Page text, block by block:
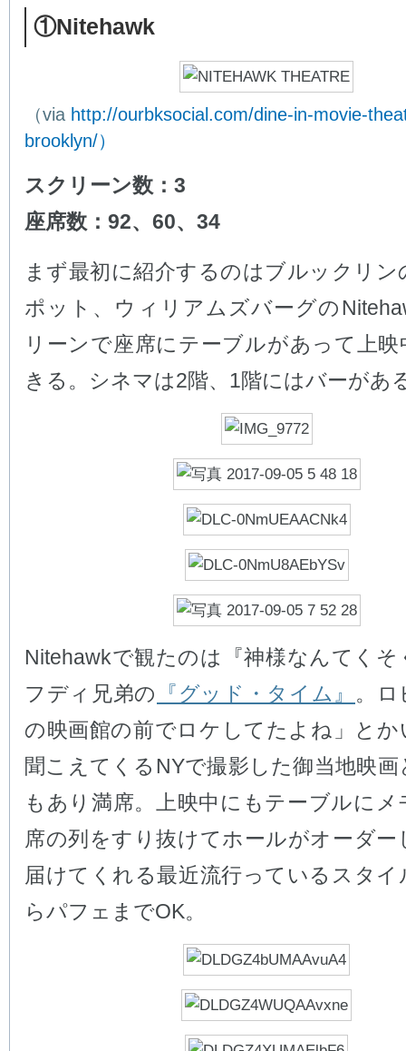
①Nitehawk
（via http://ourbksocial.com/dine-in-movie-
brooklyn/）
スクリーン数：3
座席数：92、60、34
まず最初に紹介するのはブルックリン
ポット、ウィリアムズバーグの
リーンで座席にテーブルがあって上映
きる。シネマは2階、1階にはバーがあ
Nitehawkで観たのは『神様なんてくそ
フディ兄弟の
『グッド・タイム』 。ロ
の映画館の前でロケしてたよね」とか
聞こえてくるNYで撮影した御当地映
もあり満席。上映中にもテーブルにメ
席の列をすり抜けてホールがオーダー
届けてくれる最近流行っているスタイ
らパフェまでOK。